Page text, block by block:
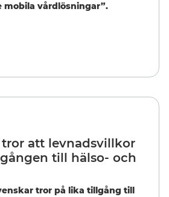
mobila vårdlösningar”.
tror att levnadsvillkor
till hälso- och
tror på lika tillgång till